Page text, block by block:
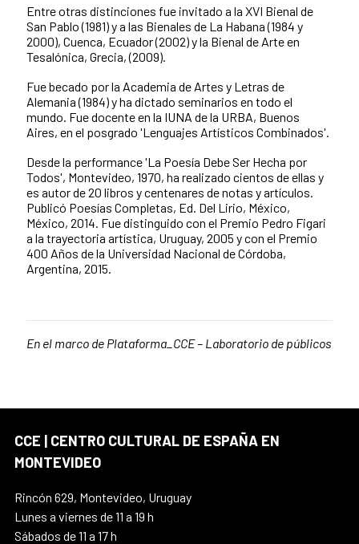
Entre otras distinciones fue invitado a la XVI Bienal de
San Pablo (1981) y a las Bienales de La Habana (1984 y
2000), Cuenca, Ecuador (2002) y la Bienal de Arte en
Tesalónica, Grecia, (2009).
Fue becado por la Academia de Artes y Letras de
Alemania (1984) y ha dictado seminarios en todo el
mundo. Fue docente en la IUNA de la URBA, Buenos
Aires, en el posgrado 'Lenguajes Artísticos Combinados'.
Desde la performance 'La Poesía Debe Ser Hecha por
Todos', Montevideo, 1970, ha realizado cientos de ellas y
es autor de 20 libros y centenares de notas y artículos.
Publicó Poesías Completas, Ed. Del Lirio, México,
México, 2014. Fue distinguido con el Premio Pedro Figari
a la trayectoria artística, Uruguay, 2005 y con el Premio
400 Años de la Universidad Nacional de Córdoba,
Argentina, 2015.
En el marco de Plataforma_CCE – Laboratorio de públicos
CCE | CENTRO CULTURAL DE ESPAÑA EN
MONTEVIDEO
Rincón 629, Montevideo, Uruguay
Lunes a viernes de 11 a 19 h
Sábados de 11 a 17 h